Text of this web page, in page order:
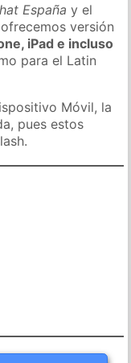
España y el
versión
iPad e incluso
para el Latin
Móvil, la
pues estos